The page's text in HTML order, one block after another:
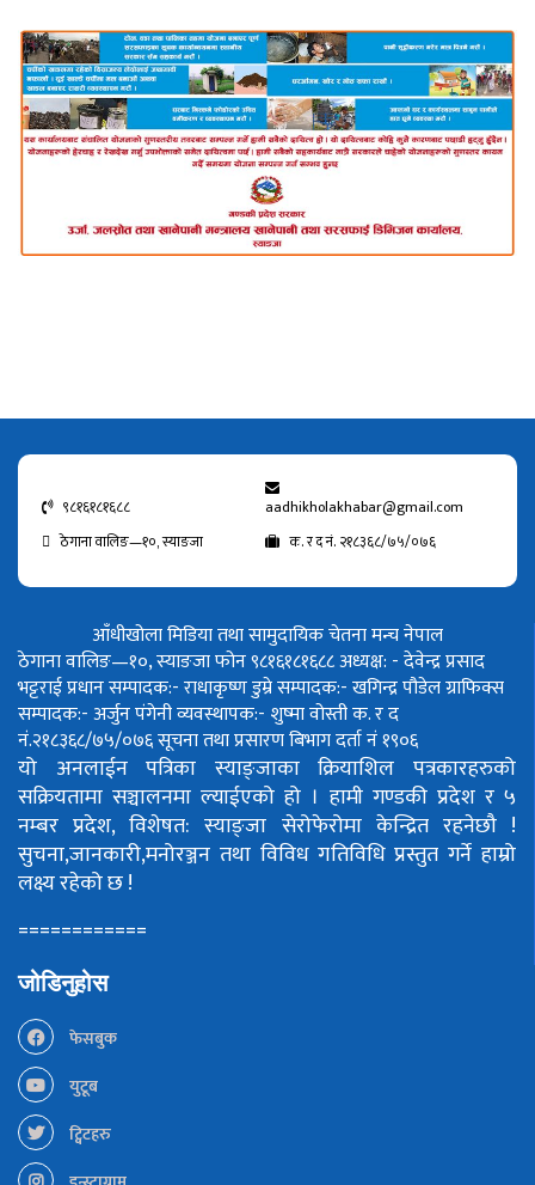
९८१६१८१६८८
aadhikholakhabar@gmail.com
ठेगाना वालिङ—१०, स्याङजा
क. र द नं. २१८३६८/७५/०७६
आँधीखोला मिडिया तथा सामुदायिक चेतना मन्च नेपाल
ठेगाना वालिङ—१०, स्याङजा फोन ९८१६१८१६८८अध्यक्ष: - देवेन्द्र प्रसाद
भट्टराईप्रधान सम्पादक:- राधाकृष्ण डुम्रेसम्पादक:- खगिन्द्र पौडेलग्राफिक्स
सम्पादक:- अर्जुन पंगेनीव्यवस्थापक:- शुष्मा वोस्तीक. र द
नं.२१८३६८/७५/०७६सूचना तथा प्रसारण बिभाग दर्ता नं १९०६
यो अनलाईन पत्रिका स्याङ्जाका क्रियाशिल पत्रकारहरुको
सक्रियतामा सञ्चालनमा ल्याईएको हो । हामी गण्डकी प्रदेश र ५
नम्बर प्रदेश, विशेषत: स्याङ्जा सेरोफेरोमा केन्द्रित रहनेछौ !
सुचना,जानकारी,मनोरञ्जन तथा विविध गतिविधि प्रस्तुत गर्ने हाम्रो
लक्ष्य रहेको छ !
============
जोडिनुहोस
फेसबुक
युटूब
ट्विटहरु